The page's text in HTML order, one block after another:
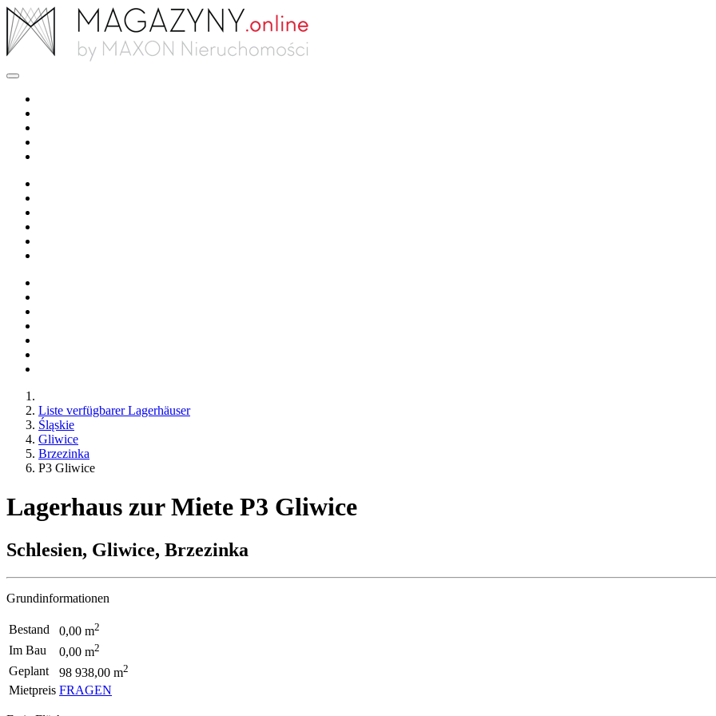
Liste verfügbarer Lagerhäuser
Śląskie
Gliwice
Brzezinka
P3 Gliwice
Lagerhaus zur Miete P3 Gliwice
Schlesien, Gliwice, Brzezinka
Grundinformationen
Bestand 0,00 m2
Im Bau 0,00 m2
Geplant 98 938,00 m2
Mietpreis FRAGEN